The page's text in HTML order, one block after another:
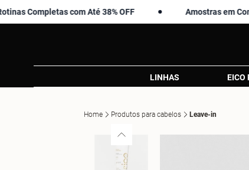
com Até 38% OFF Amostras em Compras
LINHAS EICO
Home Produtos para cabelos Leave-in